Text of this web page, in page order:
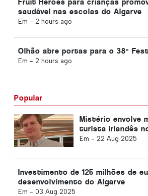
saudável nas escolas do Algarve
Em - 2 hours ago
Olhão abre portas para o 38º
Em - 2 hours ago
Popular
Mistério envolve
turista irlandês
Em - 22 Aug 2025
Investimento de 125 milhões de
desenvolvimento do Algarve
Em - 03 Aug 2025